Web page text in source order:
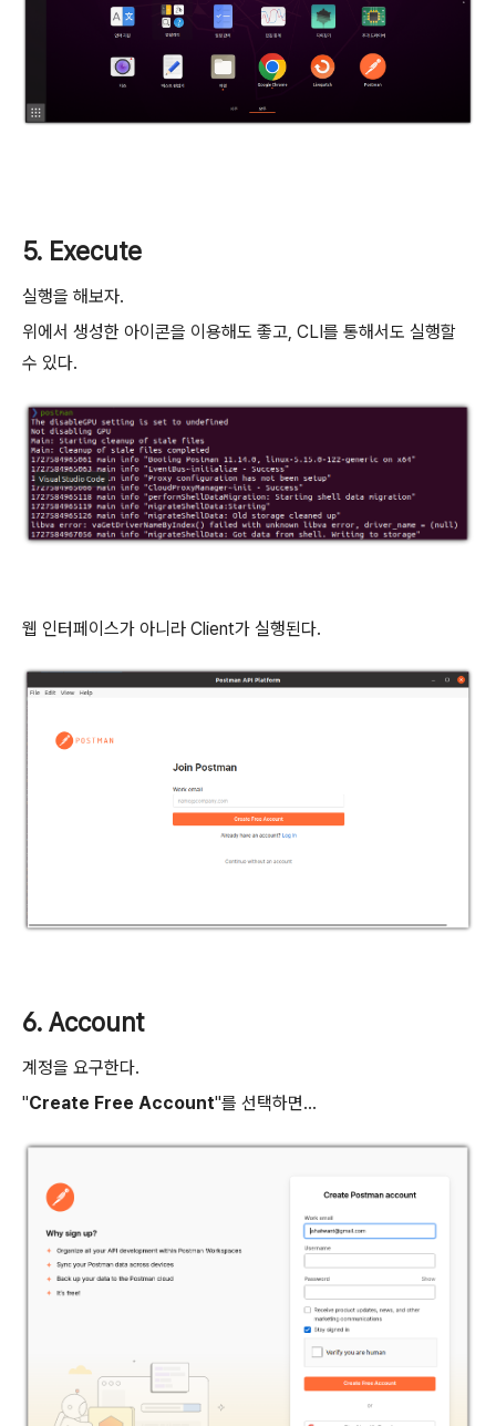
5. Execute
실행을 해보자.
위에서 생성한 아이콘을 이용해도 좋고, CLI를 통해서도 실행할
수 있다.
웹 인터페이스가 아니라 Client가 실행된다.
6. Account
계정을 요구한다.
"Create Free Account"를 선택하면...